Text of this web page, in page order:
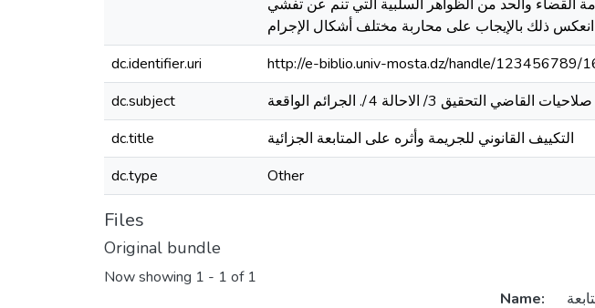
القضاء والحد من الظواهر السلبية التي تنم عن تفشي
ذلك بالإيجاب على محاربة مختلف أشكال الإجرام
dc.identifier.uri
http://e-biblio.univ-mosta.dz/handle/123456789/
dc.subject
dc.title
التكييف القانوني للجريمة وأثره على المتابعة الجزائية
dc.type
Other
Files
Original bundle
Now showing 1 - 1 of 1
Name: